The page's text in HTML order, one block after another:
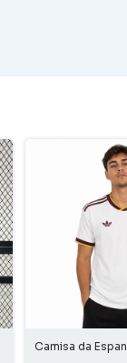
Camisa da